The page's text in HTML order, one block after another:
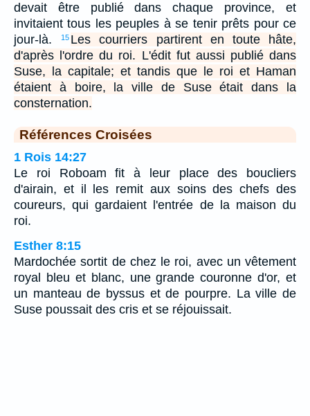
devait être publié dans chaque province, et
invitaient tous les peuples à se tenir prêts pour ce
jour-là.
15 Les courriers partirent en toute hâte,
d'après l'ordre du roi. L'édit fut aussi publié dans
Suse, la capitale; et tandis que le roi et Haman
étaient à boire, la ville de Suse était dans la
consternation.
Références Croisées
1 Rois 14:27
Le roi Roboam fit à leur place des boucliers
d'airain, et il les remit aux soins des chefs des
coureurs, qui gardaient l'entrée de la maison du
roi.
Esther 8:15
Mardochée sortit de chez le roi, avec un vêtement
royal bleu et blanc, une grande couronne d'or, et
un manteau de byssus et de pourpre. La ville de
Suse poussait des cris et se réjouissait.